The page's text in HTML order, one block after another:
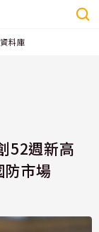
資料庫
52週新高
市場